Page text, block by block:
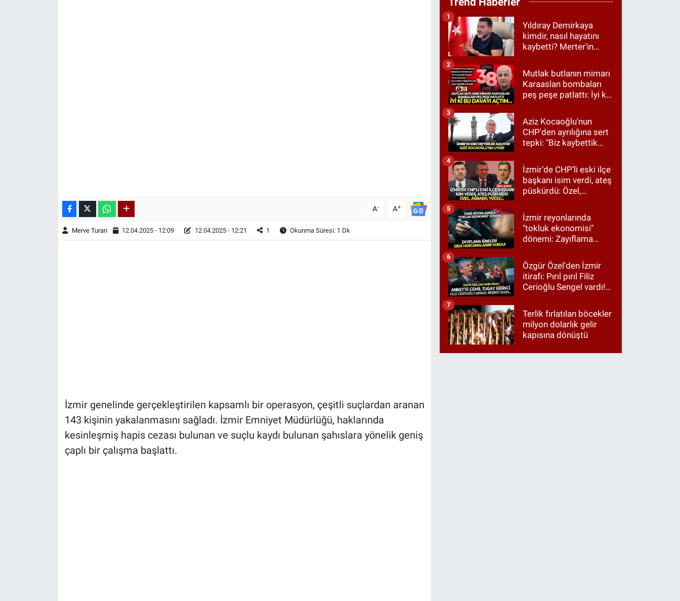
A- A+
Merve Turan 12.04.2025 - 12:09 12.04.2025 - 12:21 1 Okunma Süresi: 1 Dk
İzmir genelinde gerçekleştirilen kapsamlı bir operasyon, çeşitli suçlardan aranan
143 kişinin yakalanmasını sağladı. İzmir Emniyet Müdürlüğü, haklarında
kesinleşmiş hapis cezası bulunan ve suçlu kaydı bulunan şahıslara yönelik geniş
çaplı bir çalışma başlattı.
Yıldıray Demirkaya
kimdir, nasıl hayatını
kaybetti? Merter'in
mesajı
1
Mutlak butlanın mimarı
Karaaslan bombaları
peş peşe patlattı: İyi ki
2
Aziz Kocaoğlu'nun
CHP'den ayrılığına sert
tepki: "Biz kaybettik
etmedik"
3
İzmir’de CHP’li eski ilçe
başkanı isim verdi, ateş
püskürdü: Özel,
4
İzmir reyonlarında
"tokluk ekonomisi"
dönemi: Zayıflama
harcamalarını vurdu!
5
Özgür Özel'den İzmir
itirafı: Pırıl pırıl Filiz
Cerioğlu Sengel vardı!
Tugay birinci çıktı
6
Terlik fırlatılan böcekler
milyon dolarlık gelir
kapısına dönüştü
7